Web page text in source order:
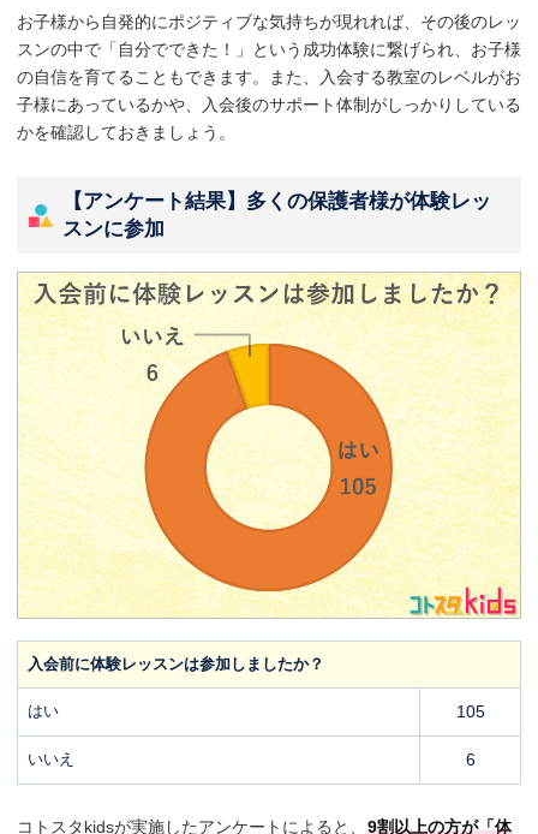
お子様から自発的にポジティブな気持ちが現れれば、その後のレッ
スンの中で「自分でできた！」という成功体験に繋げられ、お子様
の自信を育てることもできます。また、入会する教室のレベルがお
子様にあっているかや、入会後のサポート体制がしっかりしている
かを確認しておきましょう。
【アンケート結果】多くの保護者様が体験レッ
スンに参加
入会前に体験レッスンは参加しましたか？
はい 105
いいえ 6
コトスタkidsが実施したアンケートによると、 9割以上の方が「体